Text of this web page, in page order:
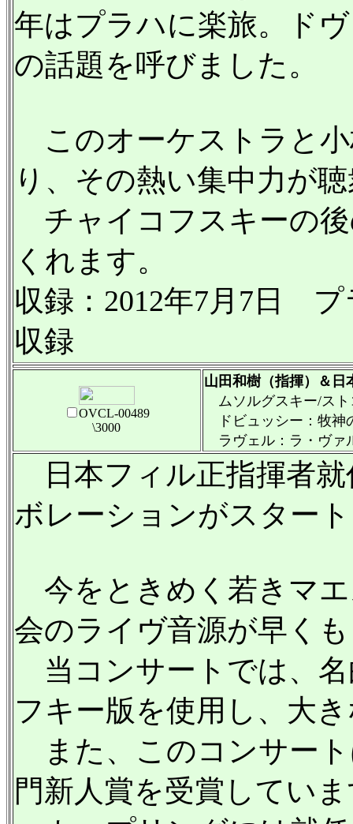
年はプラハに楽旅。ド
の話題を呼びました。
このオーケストラと小
り、その熱い集中力が
チャイコフスキーの後
くれます。
収録：2012年7月7日
収録
OVCL-00489
\3000
山田和樹（指揮）＆日
ムソルグスキー/スト
ドビュッシー：牧神
ラヴェル：ラ・ヴァ
日本フィル正指揮者就
ボレーションがスター
今をときめく若きマエ
会のライヴ音源が早く
当コンサートでは、名
フキー版を使用し、大
また、このコンサート
門新人賞を受賞してい